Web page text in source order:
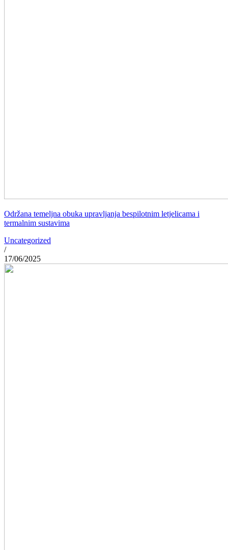
Održana temeljna obuka upravljanja bespilotnim letjelicama i
termalnim sustavima
Uncategorized
/
17/06/2025